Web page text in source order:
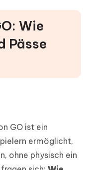
Wie
Pässe
GO ist ein
ermöglicht,
ohne physisch ein